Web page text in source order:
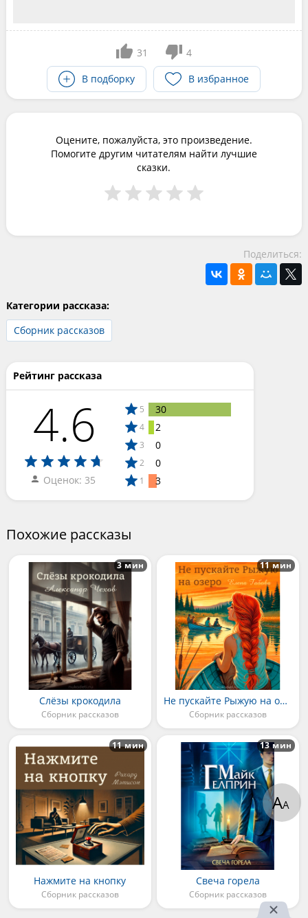
31
4
В подборку
В избранное
Оцените, пожалуйста, это произведение.
Помогите другим читателям найти лучшие
сказки.
Поделиться:
Категории рассказа:
Сборник рассказов
Рейтинг рассказа
4.6
Оценок: 35
5 30
4 2
3 0
2 0
1 3
Похожие рассказы
Слёзы крокодила
Сборник рассказов
3 мин
Не пускайте Рыжую на озеро
Сборник рассказов
11 мин
Нажмите на кнопку
Сборник рассказов
11 мин
Свеча горела
Сборник рассказов
13 мин
АА